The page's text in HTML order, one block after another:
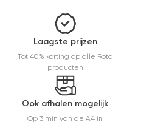
Laagste prijzen
Tot 40% korting op alle Roto
producten
Ook afhalen mogelijk
Op 3 min van de A4 in